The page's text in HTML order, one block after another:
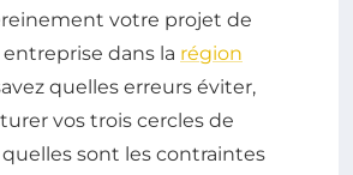
votre projet de
dans la région
quelles erreurs éviter,
vos trois cercles de
sont les contraintes